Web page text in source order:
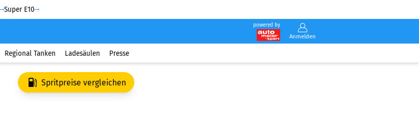
Super E10
powered by
Anmelden
Regional Tanken Ladesäulen Presse
Spritpreise vergleichen